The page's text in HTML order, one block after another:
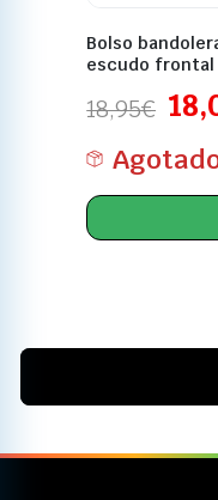
Bolso
escudo frontal
18,95€